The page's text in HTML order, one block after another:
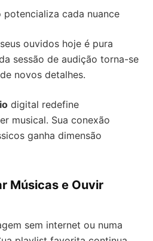
cada nuance
ouvidos hoje é pura
sessão de audição torna-se
novos detalhes.
digital redefine
musical. Sua conexão
ganha dimensão
Músicas e Ouvir
sem internet ou numa